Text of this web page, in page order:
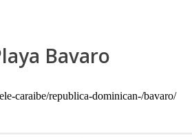
Bavaro
caraibe/republica-dominican-/bavaro/